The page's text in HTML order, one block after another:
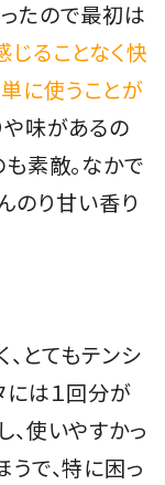
たので最初は
ることなく快
に使うことが
や味があるの
素敵。なかで
のり甘い香り
とてもテンシ
には１回分が
使いやすかっ
で、特に困っ